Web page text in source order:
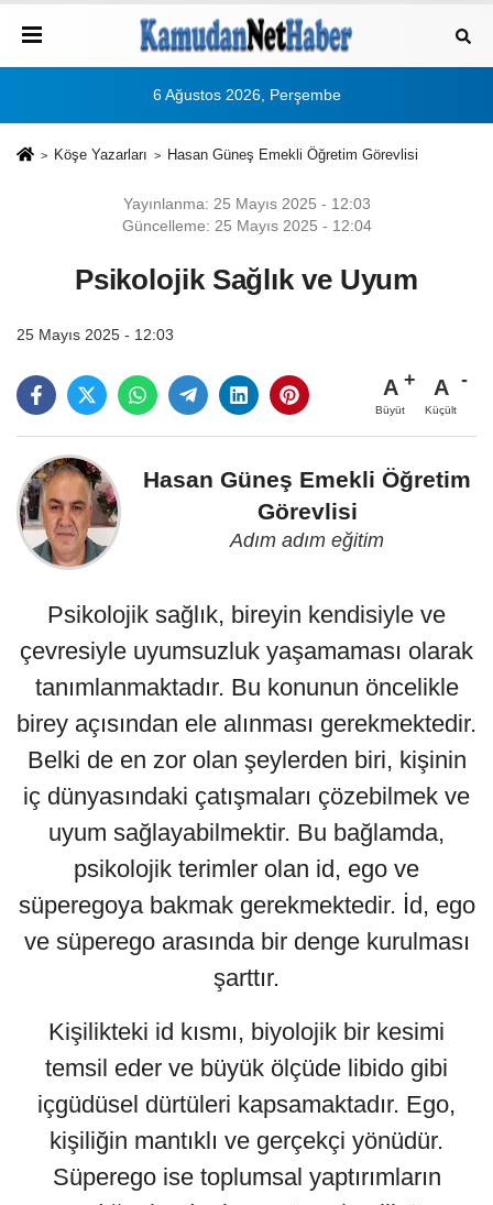
6 Ağustos 2026, Perşembe
Köşe Yazarları Hasan Güneş Emekli Öğretim Görevlisi
Yayınlanma: 25 Mayıs 2025 - 12:03
Güncelleme: 25 Mayıs 2025 - 12:04
Psikolojik Sağlık ve Uyum
25 Mayıs 2025 - 12:03
A
Büyüt
A
Küçült
Hasan Güneş Emekli Öğretim
Görevlisi
Adım adım eğitim
Psikolojik sağlık, bireyin kendisiyle ve
çevresiyle uyumsuzluk yaşamaması olarak
tanımlanmaktadır. Bu konunun öncelikle
birey açısından ele alınması gerekmektedir.
Belki de en zor olan şeylerden biri, kişinin
iç dünyasındaki çatışmaları çözebilmek ve
uyum sağlayabilmektir. Bu bağlamda,
psikolojik terimler olan id, ego ve
süperegoya bakmak gerekmektedir. İd, ego
ve süperego arasında bir denge kurulması
şarttır.
Kişilikteki id kısmı, biyolojik bir kesimi
temsil eder ve büyük ölçüde libido gibi
içgüdüsel dürtüleri kapsamaktadır. Ego,
kişiliğin mantıklı ve gerçekçi yönüdür.
Süperego ise toplumsal yaptırımların